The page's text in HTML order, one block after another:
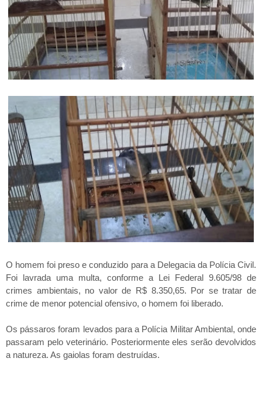
O homem foi preso e conduzido para a Delegacia da Polícia Civil.
Foi lavrada uma multa, conforme a Lei Federal 9.605/98 de
crimes ambientais, no valor de R$ 8.350,65. Por se tratar de
crime de menor potencial ofensivo, o homem foi liberado.
Os pássaros foram levados para a Polícia Militar Ambiental, onde
passaram pelo veterinário. Posteriormente eles serão devolvidos
a natureza. As gaiolas foram destruídas.